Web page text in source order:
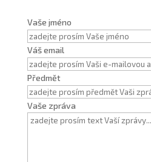
Vaše jméno
Váš email
Předmět
Vaše zpráva